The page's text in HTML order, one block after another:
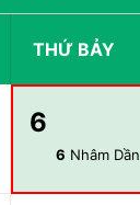
THỨ BẢY
6
6 Nhâm Dần